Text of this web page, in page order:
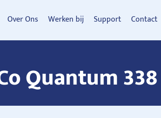
Over Ons Werken bij Support Contact
Quantum 338